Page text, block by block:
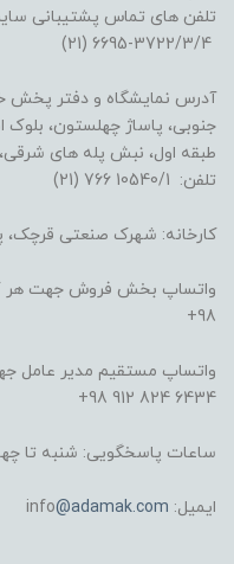
آدرس نمایشگاه و دفتر پخش
جنوبی، پاساژ چهلستون، بلوک
طبقه اول، نبش پله های شرقی،
تلفن: 10540/1 766 (21)
کارخانه: شهرک صنعتی قرچک، پیشرفت
98+
واتساپ مستقیم مدیر عامل
6434 824 912 98+
ساعات پاسخگویی: شنبه تا چهارشنبه 9 الی 17 - پنج
ایمیل: info @adamak.com